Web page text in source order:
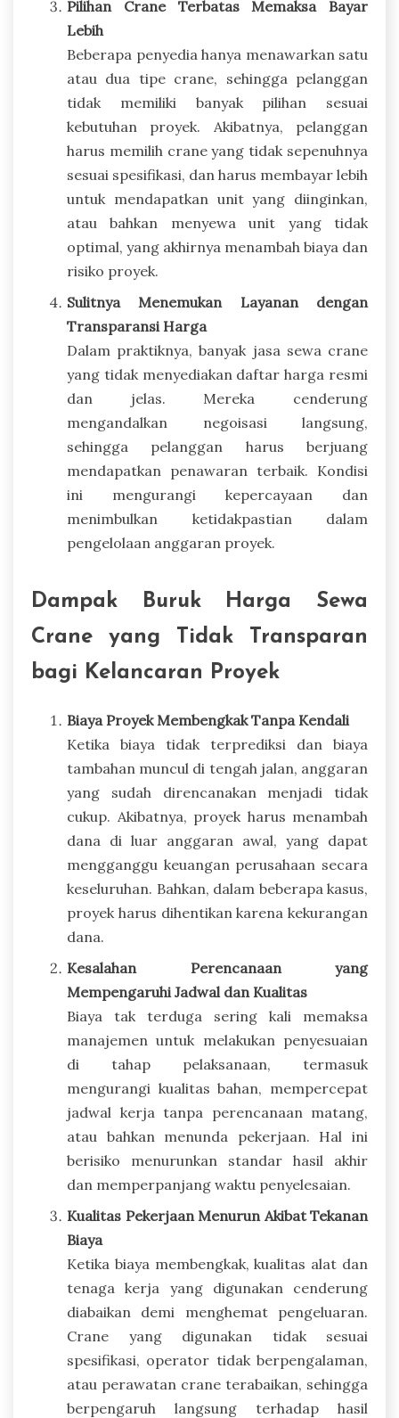
Pilihan Crane Terbatas Memaksa Bayar
Lebih
Beberapa penyedia hanya menawarkan satu
atau dua tipe crane, sehingga pelanggan
tidak memiliki banyak pilihan sesuai
kebutuhan proyek. Akibatnya, pelanggan
harus memilih crane yang tidak sepenuhnya
sesuai spesifikasi, dan harus membayar lebih
untuk mendapatkan unit yang diinginkan,
atau bahkan menyewa unit yang tidak
optimal, yang akhirnya menambah biaya dan
risiko proyek.
Sulitnya Menemukan Layanan dengan
Transparansi Harga
Dalam praktiknya, banyak jasa sewa crane
yang tidak menyediakan daftar harga resmi
dan jelas. Mereka cenderung
mengandalkan negoisasi langsung,
sehingga pelanggan harus berjuang
mendapatkan penawaran terbaik. Kondisi
ini mengurangi kepercayaan dan
menimbulkan ketidakpastian dalam
pengelolaan anggaran proyek.
Dampak Buruk Harga Sewa
Crane yang Tidak Transparan
bagi Kelancaran Proyek
Biaya Proyek Membengkak Tanpa Kendali
Ketika biaya tidak terprediksi dan biaya
tambahan muncul di tengah jalan, anggaran
yang sudah direncanakan menjadi tidak
cukup. Akibatnya, proyek harus menambah
dana di luar anggaran awal, yang dapat
mengganggu keuangan perusahaan secara
keseluruhan. Bahkan, dalam beberapa kasus,
proyek harus dihentikan karena kekurangan
dana.
Kesalahan Perencanaan yang
Mempengaruhi Jadwal dan Kualitas
Biaya tak terduga sering kali memaksa
manajemen untuk melakukan penyesuaian
di tahap pelaksanaan, termasuk
mengurangi kualitas bahan, mempercepat
jadwal kerja tanpa perencanaan matang,
atau bahkan menunda pekerjaan. Hal ini
berisiko menurunkan standar hasil akhir
dan memperpanjang waktu penyelesaian.
Kualitas Pekerjaan Menurun Akibat Tekanan
Biaya
Ketika biaya membengkak, kualitas alat dan
tenaga kerja yang digunakan cenderung
diabaikan demi menghemat pengeluaran.
Crane yang digunakan tidak sesuai
spesifikasi, operator tidak berpengalaman,
atau perawatan crane terabaikan, sehingga
berpengaruh langsung terhadap hasil